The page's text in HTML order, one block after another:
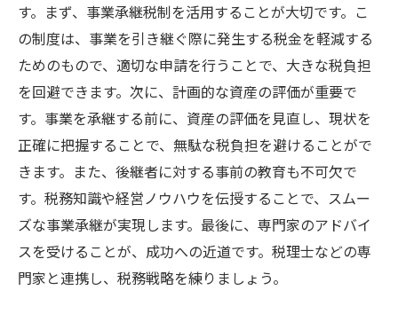
す。まず、事業承継税制を活用することが大切です。こ
の制度は、事業を引き継ぐ際に発生する税金を軽減する
ためのもので、適切な申請を行うことで、大きな税負担
を回避できます。次に、計画的な資産の評価が重要で
す。事業を承継する前に、資産の評価を見直し、現状を
正確に把握することで、無駄な税負担を避けることがで
きます。また、後継者に対する事前の教育も不可欠で
す。税務知識や経営ノウハウを伝授することで、スムー
ズな事業承継が実現します。最後に、専門家のアドバイ
スを受けることが、成功への近道です。税理士などの専
門家と連携し、税務戦略を練りましょう。